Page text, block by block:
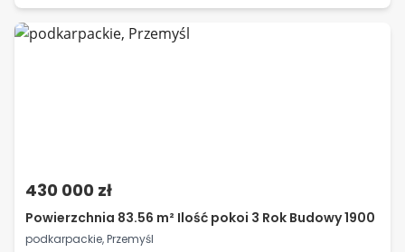
430 000 zł
Powierzchnia 83.56 m² Ilość pokoi 3 Rok Budowy 1900
podkarpackie, Przemyśl